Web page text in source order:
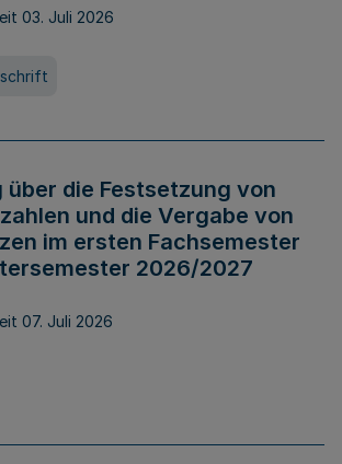
03. Juli 2026
über die Festsetzung von
und die Vergabe von
im ersten Fachsemester
2026/2027
07. Juli 2026